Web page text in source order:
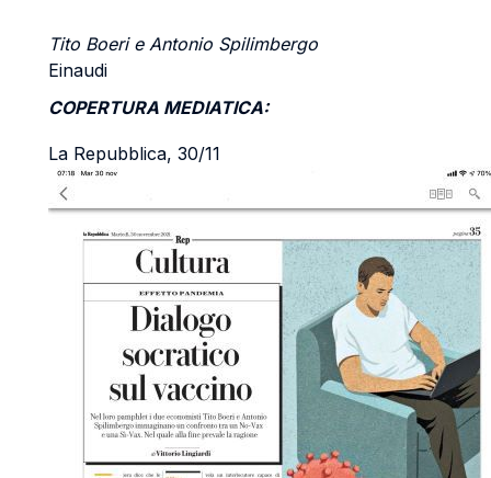
Tito Boeri e Antonio Spilimbergo
Einaudi
COPERTURA MEDIATICA:
La Repubblica, 30/11